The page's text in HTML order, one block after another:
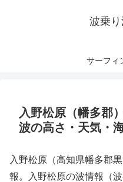
波乗
サーフィ
入野松原（幡多郡
波の高さ・天気・
入野松原（高知県幡多郡
報。入野松原の波情報（